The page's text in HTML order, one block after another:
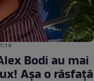
Bodi au mai
Așa o răsfață